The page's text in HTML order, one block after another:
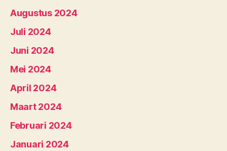
Augustus 2024
Juli 2024
Juni 2024
Mei 2024
April 2024
Maart 2024
Februari 2024
Januari 2024